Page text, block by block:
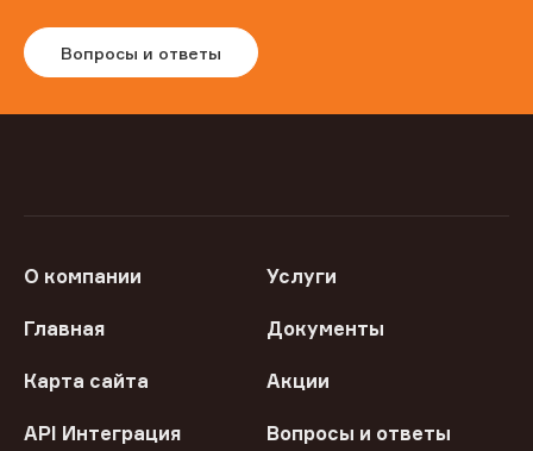
Вопросы и ответы
О компании Услуги
Главная Документы
Карта сайта Акции
API Интеграция Вопросы и ответы